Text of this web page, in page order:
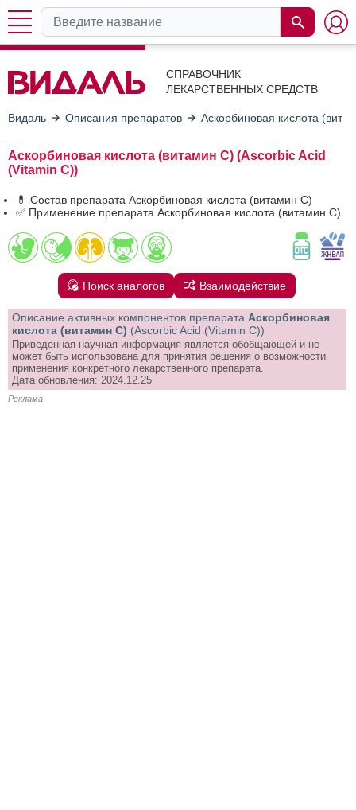
СПРАВОЧНИК
ЛЕКАРСТВЕННЫХ СРЕДСТВ
Видаль Описания препаратов Аскорбиновая кислота
Аскорбиновая кислота (витамин С) (Ascorbic Acid
(Vitamin C))
💊 Состав препарата Аскорбиновая кислота (витамин С)
✅ Применение препарата Аскорбиновая кислота (витамин С)
Поиск аналогов Взаимодействие
Описание активных компонентов препарата Аскорбиновая
кислота (витамин С) (Ascorbic Acid (Vitamin C))
Приведенная научная информация является обобщающей и не
может быть использована для принятия решения о возможности
применения конкретного лекарственного препарата.
Дата обновления: 2024.12.25
Реклама